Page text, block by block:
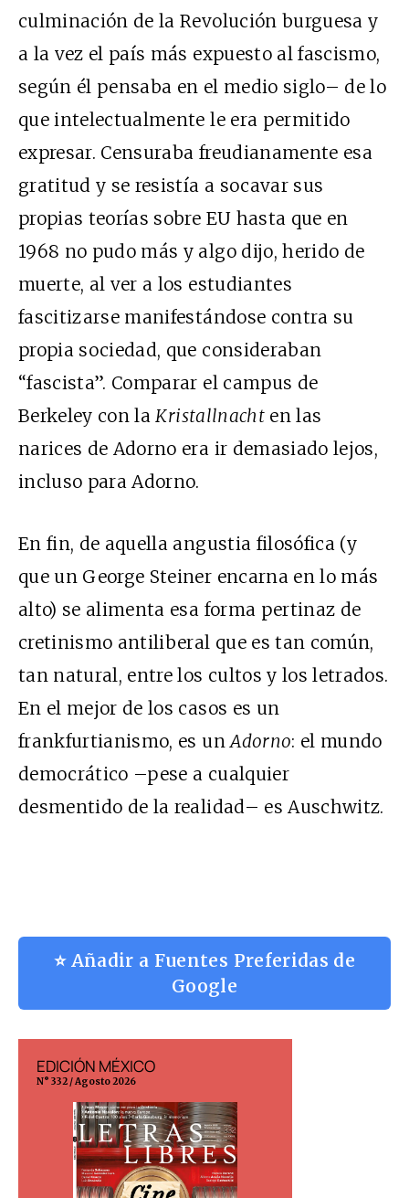
culminación de la Revolución burguesa y
a la vez el país más expuesto al fascismo,
según él pensaba en el medio siglo– de lo
que intelectualmente le era permitido
expresar. Censuraba freudianamente esa
gratitud y se resistía a socavar sus
propias teorías sobre EU hasta que en
1968 no pudo más y algo dijo, herido de
muerte, al ver a los estudiantes
fascitizarse manifestándose contra su
propia sociedad, que consideraban
“fascista”. Comparar el campus de
Berkeley con laKristallnachten las
narices de Adorno era ir demasiado lejos,
incluso para Adorno.
En fin, de aquella angustia filosófica (y
que un George Steiner encarna en lo más
alto) se alimenta esa forma pertinaz de
cretinismo antiliberal que es tan común,
tan natural, entre los cultos y los letrados.
En el mejor de los casos es un
frankfurtianismo, es unAdorno: el mundo
democrático –pese a cualquier
desmentido de la realidad– es Auschwitz.
⭐ Añadir a Fuentes Preferidas de
Google
EDICIÓN MÉXICO
N° 332 / Agosto 2026